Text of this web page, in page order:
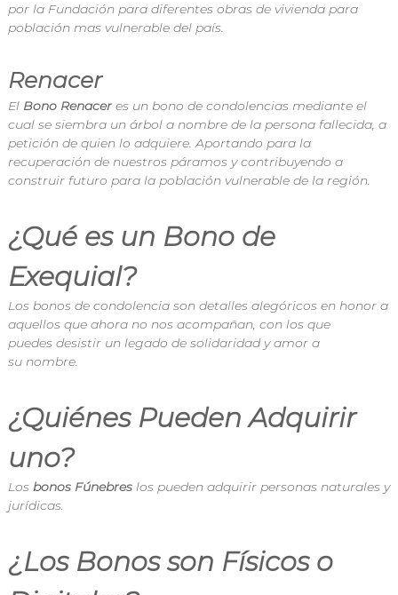
por la Fundación para diferentes obras de vivienda para
población mas vulnerable del país.
Renacer
El Bono Renaceres un bono de condolencias mediante el
cual se siembra un árbol a nombre de la persona fallecida, a
petición de quien lo adquiere. Aportando para la
recuperación de nuestros páramos y contribuyendo a
construir futuro para la población vulnerable de la región.
¿Qué es un Bono de
Exequial?
Los bonosde condolencia son detalles alegóricosen honora
aquellos que ahorano nos acompañan, con los que
puedes desistirun legado de solidaridad yamora
su nombre.
¿Quiénes Pueden Adquirir
uno?
Los bonos Fúnebreslos pueden adquirir personas naturales y
jurídicas.
¿Los Bonos son Físicos o